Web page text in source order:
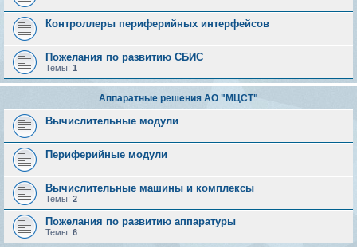
Контроллеры периферийных интерфейсов
Пожелания по развитию СБИС
Темы: 1
Аппаратные решения АО "МЦСТ"
Вычислительные модули
Периферийные модули
Вычислительные машины и комплексы
Темы: 2
Пожелания по развитию аппаратуры
Темы: 6